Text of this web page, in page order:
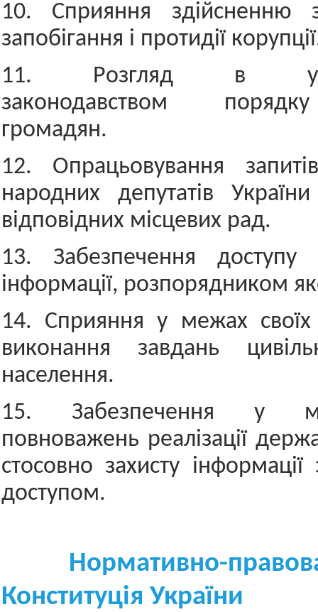
10. Сприяння здійсненню
запобігання і протидії
11. Розгляд в
законодавством
громадян.
12. Опрацьовування
народних депутатів
відповідних місцевих рад.
13. Забезпечення доступу
інформації, розпорядником
14. Сприяння у межах
виконання завдань
населення.
15. Забезпечення у
повноважень реалізації
стосовно захисту
доступом.
Нормативно-
Конституція України